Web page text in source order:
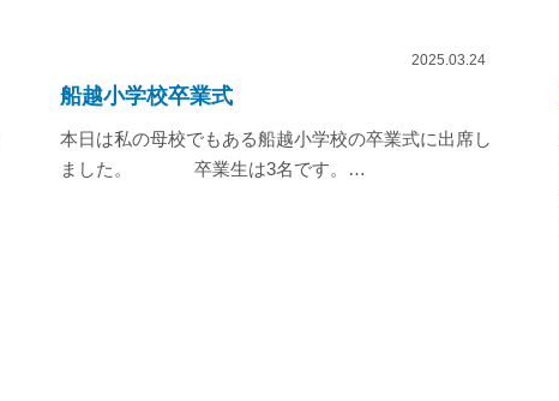
2025.03.24
船越小学校卒業式
本日は私の母校でもある船越小学校の卒業式に出席し
ました。 卒業生は3名です。…